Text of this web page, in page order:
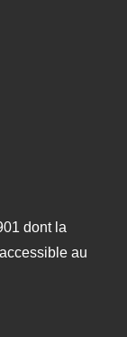
dont la
au